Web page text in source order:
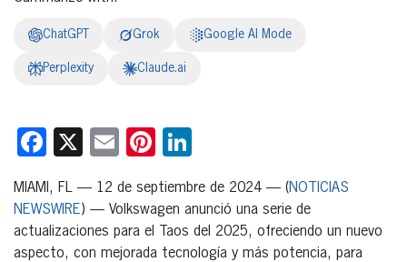
ChatGPT Grok Google AI Mode
Perplexity Claude.ai
Facebook
X EmailPinterest
MIAMI, FL — 12 de septiembre de 2024 — (NOTICIAS
NEWSWIRE) — Volkswagen anunció una serie de
actualizaciones para el Taos del 2025, ofreciendo un nuevo
aspecto, con mejorada tecnología y más potencia, para